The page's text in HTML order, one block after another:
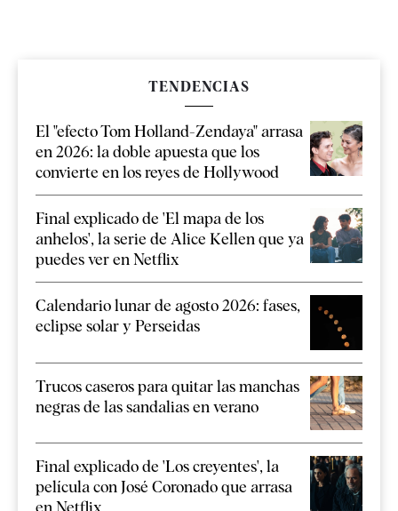
TENDENCIAS
El "efecto Tom Holland-Zendaya" arrasa
en 2026: la doble apuesta que los
convierte en los reyes de Hollywood
Final explicado de 'El mapa de los
anhelos', la serie de Alice Kellen que ya
puedes ver en Netflix
Calendario lunar de agosto 2026: fases,
eclipse solar y Perseidas
Trucos caseros para quitar las manchas
negras de las sandalias en verano
Final explicado de 'Los creyentes', la
película con José Coronado que arrasa